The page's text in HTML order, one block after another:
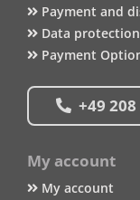
Payment and
Data
Payment
+49
My account
My account